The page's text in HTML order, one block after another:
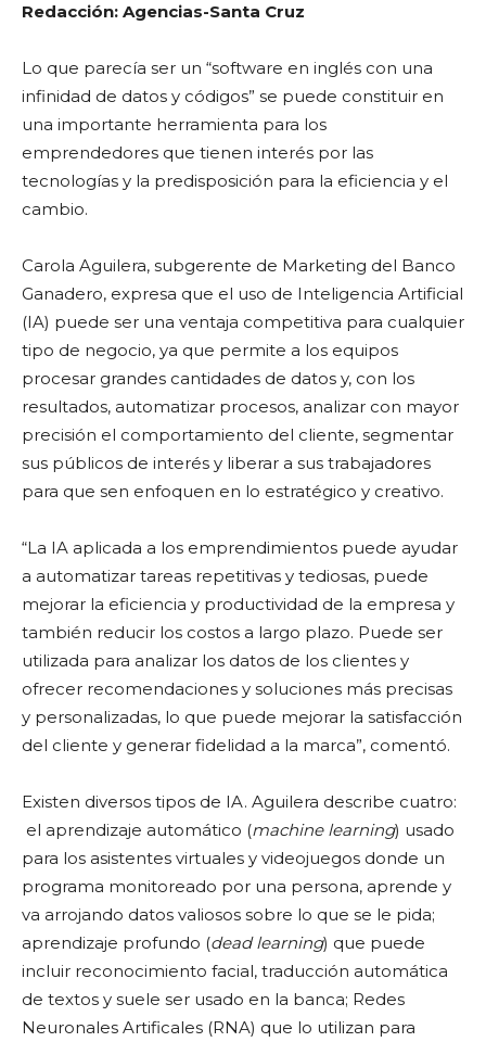
Redacción: Agencias-Santa Cruz
Lo que parecía ser un “software en inglés con una
infinidad de datos y códigos” se puede constituir en
una importante herramienta para los
emprendedores que tienen interés por las
tecnologías y la predisposición para la eficiencia y el
cambio.
Carola Aguilera, subgerente de Marketing del Banco
Ganadero, expresa que el uso de Inteligencia Artificial
(IA) puede ser una ventaja competitiva para cualquier
tipo de negocio, ya que permite a los equipos
procesar grandes cantidades de datos y, con los
resultados, automatizar procesos, analizar con mayor
precisión el comportamiento del cliente, segmentar
sus públicos de interés y liberar a sus trabajadores
para que sen enfoquen en lo estratégico y creativo.
“La IA aplicada a los emprendimientos puede ayudar
a automatizar tareas repetitivas y tediosas, puede
mejorar la eficiencia y productividad de la empresa y
también reducir los costos a largo plazo. Puede ser
utilizada para analizar los datos de los clientes y
ofrecer recomendaciones y soluciones más precisas
y personalizadas, lo que puede mejorar la satisfacción
del cliente y generar fidelidad a la marca”, comentó.
Existen diversos tipos de IA. Aguilera describe cuatro:
el aprendizaje automático (machine learning) usado
para los asistentes virtuales y videojuegos donde un
programa monitoreado por una persona, aprende y
va arrojando datos valiosos sobre lo que se le pida;
aprendizaje profundo (dead learning) que puede
incluir reconocimiento facial, traducción automática
de textos y suele ser usado en la banca; Redes
Neuronales Artificales (RNA) que lo utilizan para